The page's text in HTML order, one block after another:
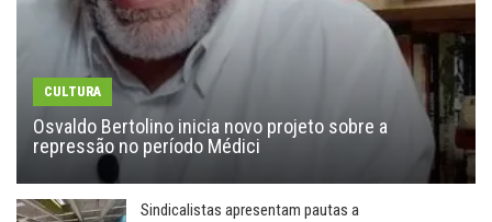
CULTURA
Osvaldo Bertolino inicia novo projeto sobre a
repressão no período Médici
Sindicalistas apresentam pautas a